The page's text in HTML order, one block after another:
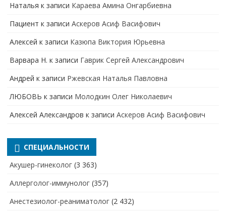
Наталья к записи Караева Амина Онгарбиевна
Пациент к записи Аскеров Асиф Васифович
Алексей к записи Казюпа Виктория Юрьевна
Варвара Н. к записи Гаврик Сергей Александрович
Андрей к записи Ржевская Наталья Павловна
ЛЮБОВЬ к записи Молодкин Олег Николаевич
Алексей Александров к записи Аскеров Асиф Васифович
СПЕЦИАЛЬНОСТИ
Акушер-гинеколог (3 363)
Аллерголог-иммунолог (357)
Анестезиолог-реаниматолог (2 432)